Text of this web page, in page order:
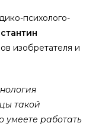
психолого-
изобретателя и
такой
умеете работать